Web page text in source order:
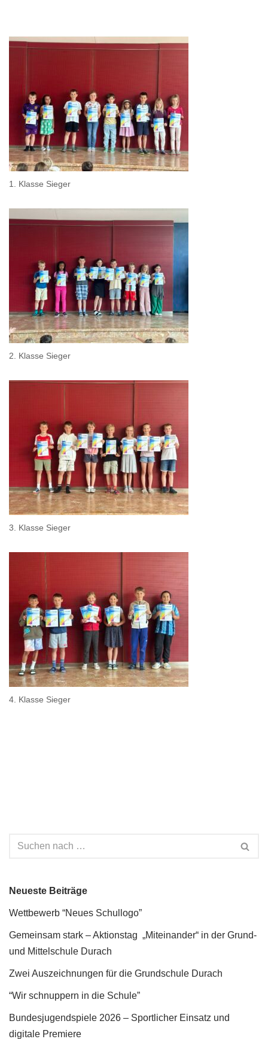
1. Klasse Sieger
2. Klasse Sieger
3. Klasse Sieger
4. Klasse Sieger
Neueste Beiträge
Wettbewerb “Neues Schullogo”
Gemeinsam stark – Aktionstag „Miteinander“ in der Grund-
und Mittelschule Durach
Zwei Auszeichnungen für die Grundschule Durach
“Wir schnuppern in die Schule”
Bundesjugendspiele 2026 – Sportlicher Einsatz und
digitale Premiere